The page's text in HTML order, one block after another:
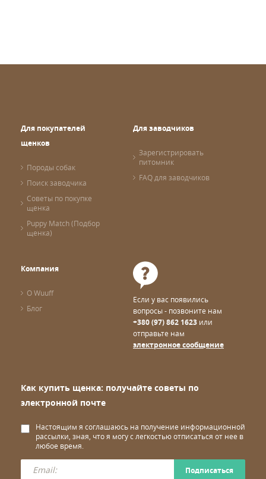
Для покупателей
щенков
Породы собак
Поиск заводчика
Советы по покупке
щенка
Puppy Match (Подбор
щенка)
Для заводчиков
Зарегистрировать
питомник
FAQ для заводчиков
Компания
О Wuuff
Блог
Если у вас появились
вопросы - позвоните нам
+380 (97) 862 1623 или
отправьте нам
электронное сообщение
Как купить щенка: получайте советы по
электронной почте
Настоящим я соглашаюсь на получение информационной
рассылки, зная, что я могу с легкостью отписаться от нее в
любое время.
Подписаться